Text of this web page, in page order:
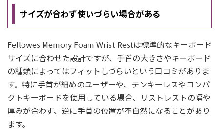
サイズが合わず使いづらい場合がある
Fellowes Memory Foam Wrist Restは標準的なキーボード
サイズに合わせた設計ですが、手首の大きさやキーボード
の種類によってはフィットしづらいという口コミがありま
す。特に手首が細めのユーザーや、テンキーレスやコンパ
クトキーボードを使用している場合、リストレストの幅や
厚みが合わず、逆に手首の位置が不自然になることがあり
ます。